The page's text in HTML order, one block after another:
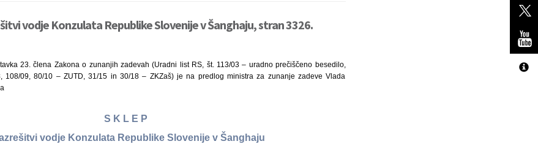
vodje Konzulata Republike Slovenije v Šanghaju, stran 3326.
23. člena Zakona o zunanjih zadevah (Uradni list RS, št. 113/03 – uradno prečiščeno besedilo,
108/09, 80/10 – ZUTD, 31/15 in 30/18 – ZKZaš) je na predlog ministra za zunanje zadeve Vlada
S K L E P
vodje Konzulata Republike Slovenije v Šanghaju